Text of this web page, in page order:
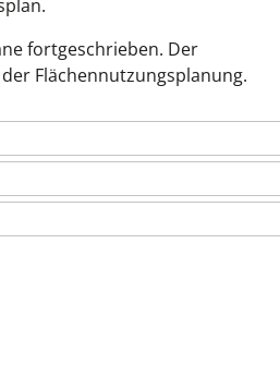
fortgeschrieben. Der
Flächennutzungsplanung.